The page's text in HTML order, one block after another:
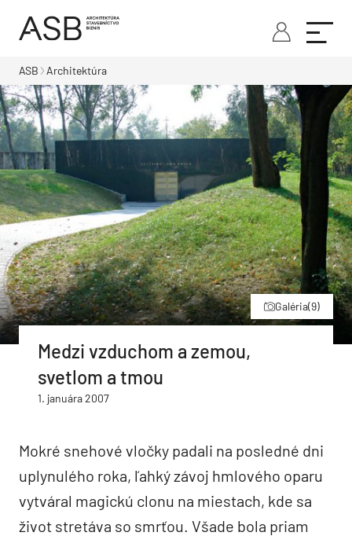
ASB Architektúra
Galéria(9)
Medzi vzduchom a zemou,
svetlom a tmou
1. januára 2007
Mokré snehové vločky padali na posledné dni
uplynulého roka, ľahký závoj hmlového oparu
vytváral magickú clonu na miestach, kde sa
život stretáva so smrťou. Všade bola priam